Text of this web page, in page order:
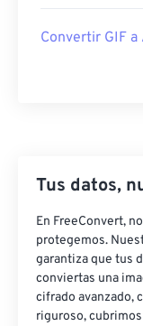
Convertir GIF a
Tus datos,
En FreeConvert,
protegemos.
garantiza que tus
conviertas una
cifrado avanzado,
riguroso,